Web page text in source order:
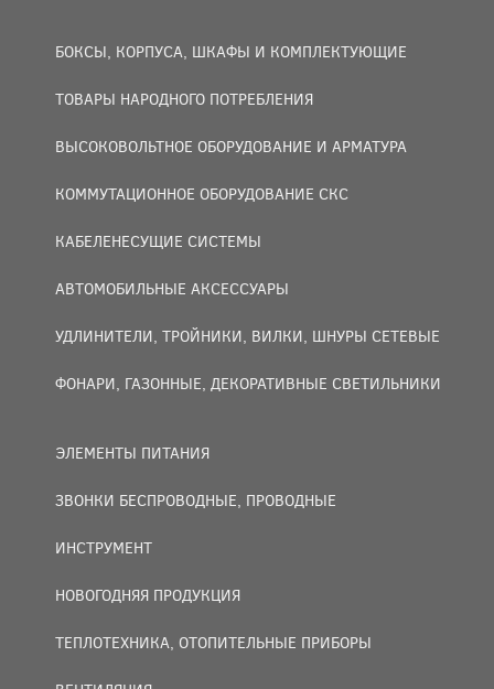
БОКСЫ, КОРПУСА, ШКАФЫ И КОМПЛЕКТУЮЩИЕ
ТОВАРЫ НАРОДНОГО ПОТРЕБЛЕНИЯ
ВЫСОКОВОЛЬТНОЕ ОБОРУДОВАНИЕ И АРМАТУРА
КОММУТАЦИОННОЕ ОБОРУДОВАНИЕ СКС
КАБЕЛЕНЕСУЩИЕ СИСТЕМЫ
АВТОМОБИЛЬНЫЕ АКСЕССУАРЫ
УДЛИНИТЕЛИ, ТРОЙНИКИ, ВИЛКИ, ШНУРЫ СЕТЕВЫЕ
ФОНАРИ, ГАЗОННЫЕ, ДЕКОРАТИВНЫЕ СВЕТИЛЬНИКИ
ЭЛЕМЕНТЫ ПИТАНИЯ
ЗВОНКИ БЕСПРОВОДНЫЕ, ПРОВОДНЫЕ
ИНСТРУМЕНТ
НОВОГОДНЯЯ ПРОДУКЦИЯ
ТЕПЛОТЕХНИКА, ОТОПИТЕЛЬНЫЕ ПРИБОРЫ